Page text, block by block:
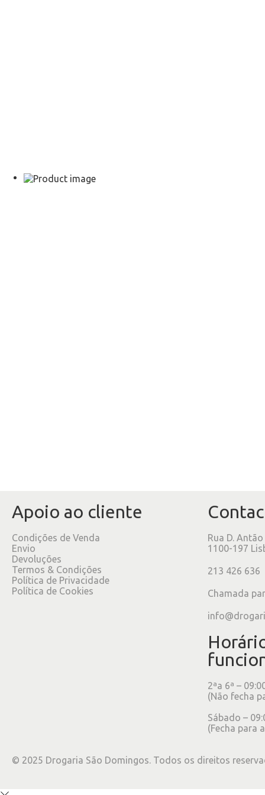
Apoio ao cliente
Condições de Venda
Envio
Devoluções
Termos & Condições
Política de Privacidade
Política de Cookies
Rua D.
1100-197
213 426 636
Chamada
2ªa 6ª –
(Não fecha
Sábado –
(Fecha para
© 2025 Drogaria São Domingos. Todos os direitos